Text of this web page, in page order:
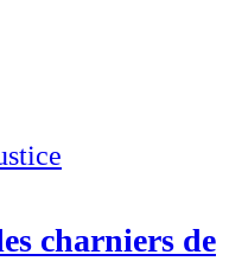
charniers de